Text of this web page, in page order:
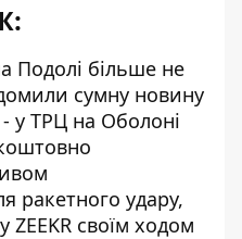
Подолі більше не
сумну новину
у ТРЦ на Оболоні
ракетного удару,
ZEEKR своїм ходом